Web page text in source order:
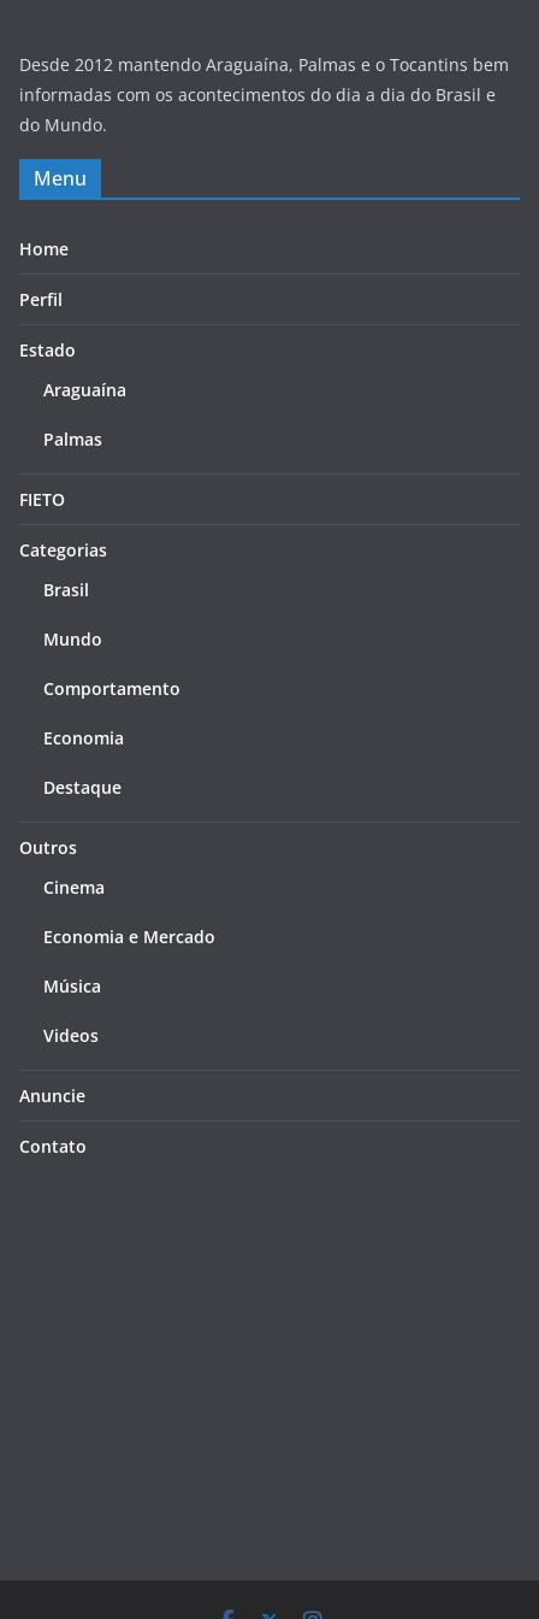
Desde 2012 mantendo Araguaína, Palmas e o Tocantins bem
informadas com os acontecimentos do dia a dia do Brasil e
do Mundo.
Menu
Home
Perfil
Estado
Araguaína
Palmas
FIETO
Categorias
Brasil
Mundo
Comportamento
Economia
Destaque
Outros
Cinema
Economia e Mercado
Música
Videos
Anuncie
Contato